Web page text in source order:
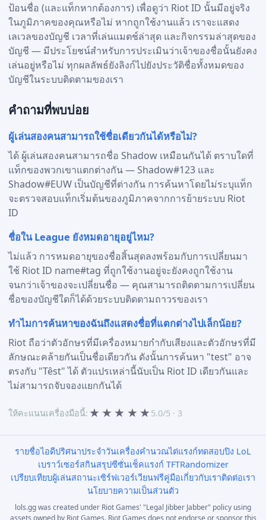
ป้อนชื่อ (และแท็กหากต้องการ) เพื่อดูว่า Riot ID นั้นมีอยู่จริง
ในภูมิภาคของคุณหรือไม่ หากถูกใช้งานแล้ว เราจะแสดง
เลเวลของบัญชี เวลาที่เล่นแมตช์ล่าสุด และกิจกรรมล่าสุดของ
บัญชี — มีประโยชน์สำหรับการประเมินว่าเจ้าของชื่อนั้นยังคง
เล่นอยู่หรือไม่ ทุกผลลัพธ์ยังลิงก์ไปยังประวัติชื่อทั้งหมดของ
บัญชีในระบบติดตามของเรา
คำถามที่พบบ่อย
ผู้เล่นสองคนสามารถใช้ชื่อเดียวกันได้หรือไม่?
ได้ ผู้เล่นสองคนสามารถชื่อ Shadow เหมือนกันได้ ตราบใดที่
แท็กของพวกเขาแตกต่างกัน — Shadow#123 และ
Shadow#EUW เป็นบัญชีที่ต่างกัน การค้นหาโดยไม่ระบุแท็ก
จะตรวจสอบแท็กเริ่มต้นของภูมิภาคจากการย้ายระบบ Riot
ID
ชื่อใน League ยังหมดอายุอยู่ไหม?
ไม่แล้ว การหมดอายุของชื่อสิ้นสุดลงพร้อมกับการเปลี่ยนมา
ใช้ Riot ID name#tag ที่ถูกใช้งานอยู่จะยังคงถูกใช้งาน
จนกว่าเจ้าของจะเปลี่ยนชื่อ — คุณสามารถติดตามการเปลี่ยน
ชื่อของบัญชีใดก็ได้ด้วยระบบติดตามถาวรของเรา
ทำไมการค้นหาของฉันถึงแสดงชื่อที่แตกต่างไปเล็กน้อย?
Riot ถือว่าตัวอักษรที่มีเครื่องหมายกำกับเสียงและตัวอักษรที่มี
ลักษณะคล้ายกันเป็นชื่อเดียวกัน ดังนั้นการค้นหา "test" อาจ
ตรงกับ "Têst" ได้ ตัวแปรเหล่านี้นับเป็น Riot ID เดียวกันและ
ไม่สามารถจับจองแยกกันได้
ให้คะแนนเครื่องมือนี้: ★ ★ ★ ★ ★ 5.0/5 · 3
รายชื่อไอดีปริศนาประจำวันเครื่องคำนวณไต่แรงก์ทดสอบปิง LoL
เบราว์เซอร์สกินสรุปซีซั่นเช็คแรงก์ TFTRandomizer
เปรียบเทียบผู้เล่นสถานะเซิร์ฟเวอร์เวียนฟรีคู่มือเกี่ยวกับเราติดต่อเรา
นโยบายความเป็นส่วนตัว
lols.gg was created under Riot Games' "Legal Jibber Jabber" policy using
assets owned by Riot Games. Riot Games does not endorse or sponsor this